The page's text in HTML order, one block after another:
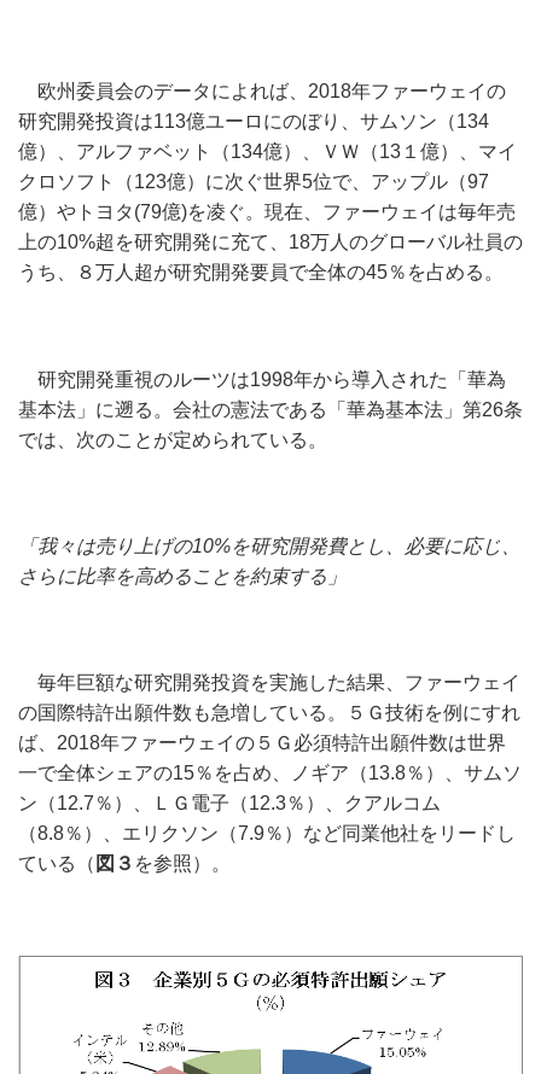
欧州委員会のデータによれば、2018年ファーウェイの
研究開発投資は113億ユーロにのぼり、サムソン（134
億）、アルファベット（134億）、ＶＷ（13１億）、マイ
クロソフト（123億）に次ぐ世界5位で、アップル（97
億）やトヨタ(79億)を凌ぐ。現在、ファーウェイは毎年売
上の10%超を研究開発に充て、18万人のグローバル社員の
うち、８万人超が研究開発要員で全体の45％を占める。
研究開発重視のルーツは1998年から導入された「華為
基本法」に遡る。会社の憲法である「華為基本法」第26条
では、次のことが定められている。
「我々は売り上げの10%を研究開発費とし、必要に応じ、
さらに比率を高めることを約束する」
毎年巨額な研究開発投資を実施した結果、ファーウェイ
の国際特許出願件数も急増している。５Ｇ技術を例にすれ
ば、2018年ファーウェイの５Ｇ必須特許出願件数は世界
一で全体シェアの15％を占め、ノギア（13.8％）、サムソ
ン（12.7％）、ＬＧ電子（12.3％）、クアルコム
（8.8％）、エリクソン（7.9％）など同業他社をリードし
ている（ 図３ を参照）。